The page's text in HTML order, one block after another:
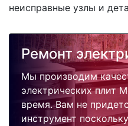
неисправные узлы и
Ремонт
Мы производим
электрических плит
время. Вам не
инструмент